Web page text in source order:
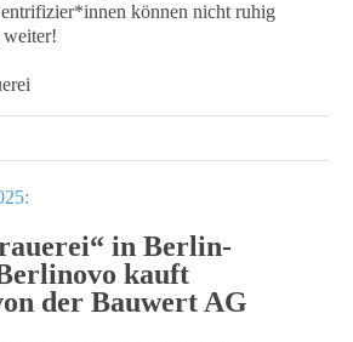
können nicht ruhig
weiter!
in Berlin-
kauft
der Bauwert AG